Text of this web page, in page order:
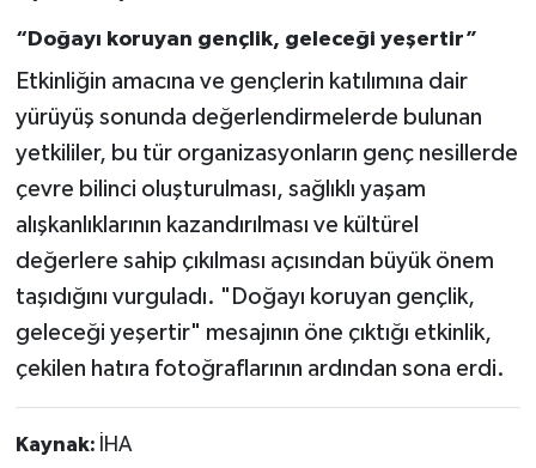
“Doğayı koruyan gençlik, geleceği yeşertir”
Etkinliğin amacına ve gençlerin katılımına dair
yürüyüş sonunda değerlendirmelerde bulunan
yetkililer, bu tür organizasyonların genç nesillerde
çevre bilinci oluşturulması, sağlıklı yaşam
alışkanlıklarının kazandırılması ve kültürel
değerlere sahip çıkılması açısından büyük önem
taşıdığını vurguladı. "Doğayı koruyan gençlik,
geleceği yeşertir" mesajının öne çıktığı etkinlik,
çekilen hatıra fotoğraflarının ardından sona erdi.
Kaynak: İHA